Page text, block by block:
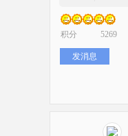
积分 5269
发消息